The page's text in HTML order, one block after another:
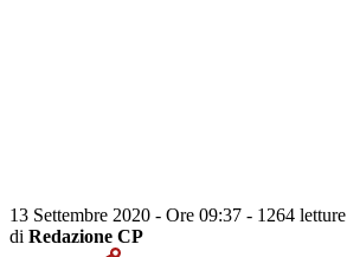
13 Settembre 2020 - Ore 09:37 - 1264 letture
di Redazione CP